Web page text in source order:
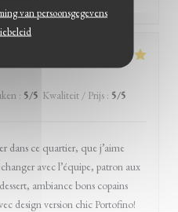
van persoonsgegevens
: 5/5 Kwaliteit / Prijs : 5/5
dans ce quartier, que j’aime
avec l’équipe, patron aux
ambiance bons copains
design version chic Portofino!